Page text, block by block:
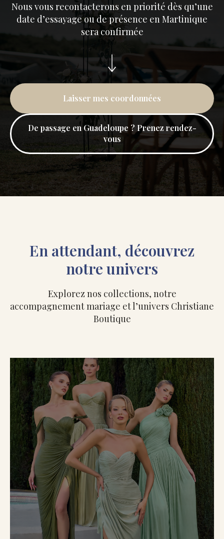
Nous vous recontacterons en priorité dès qu’une
date d’essayage ou de présence en Martinique
sera confirmée
Laisser mes coordonnées
De passage en Guadeloupe ? Prenez rendez-
vous
En attendant, découvrez
notre univers
Explorez nos collections, notre
accompagnement mariage et l’univers Christiane
Boutique